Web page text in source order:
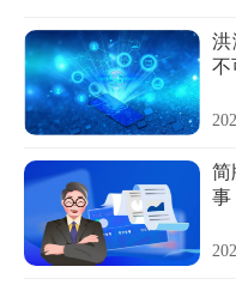
洪
不
简
事